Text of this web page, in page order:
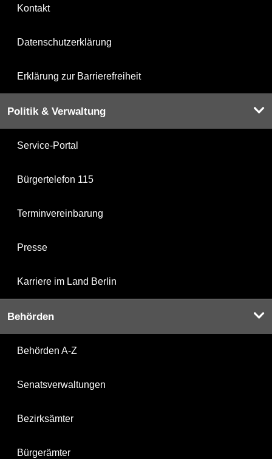
Kontakt
Datenschutzerklärung
Erklärung zur Barrierefreiheit
Politik & Verwaltung
Service-Portal
Bürgertelefon 115
Terminvereinbarung
Presse
Karriere im Land Berlin
Behörden
Behörden A-Z
Senatsverwaltungen
Bezirksämter
Bürgerämter